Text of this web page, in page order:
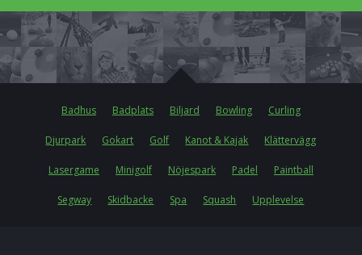
Badhus Badplats Biljard Bowling Curling
Djurpark Gokart Golf Kanot & Kajak Klättervägg
Lasergame Minigolf Nöjespark Padel Paintball
Segway Skidbacke Spa Squash Upplevelse